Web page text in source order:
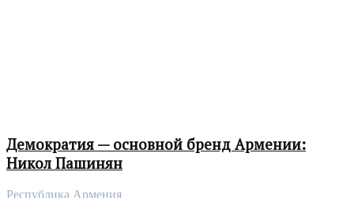
Демократия — основной бренд Армении:
Никол Пашинян
Республика Армения